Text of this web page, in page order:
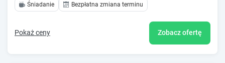
Śniadanie Bezpłatna zmiana terminu
Pokaż ceny Zobacz ofertę